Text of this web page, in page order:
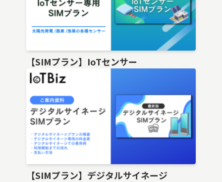
【SIMプラン】IoTセンサー
【SIMプラン】デジタルサイネージ